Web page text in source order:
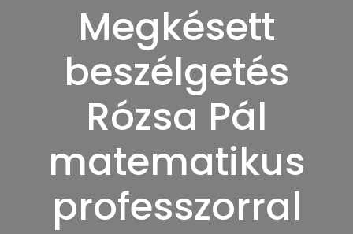
Megkésett
beszélgetés
Rózsa Pál
matematikus
professzorral